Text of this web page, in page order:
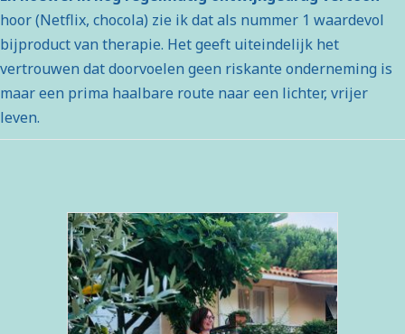
hoor (Netflix, chocola) zie ik dat als nummer 1 waardevol
bijproduct van therapie. Het geeft uiteindelijk het
vertrouwen dat doorvoelen geen riskante onderneming is
maar een prima haalbare route naar een lichter, vrijer
leven.